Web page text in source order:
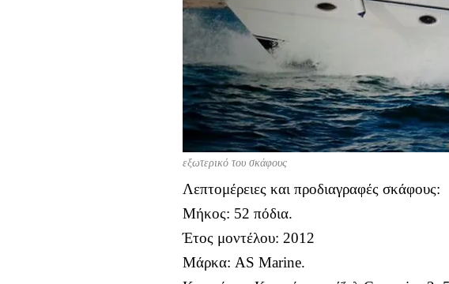
εξωτερικό του σκάφους
Λεπτομέρειες και προδιαγραφές σκάφους:
Μήκος: 52 πόδια.
Έτος μοντέλου: 2012
Μάρκα: AS Marine.